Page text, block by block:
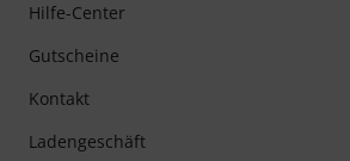
Hilfe-Center
Gutscheine
Kontakt
Ladengeschäft